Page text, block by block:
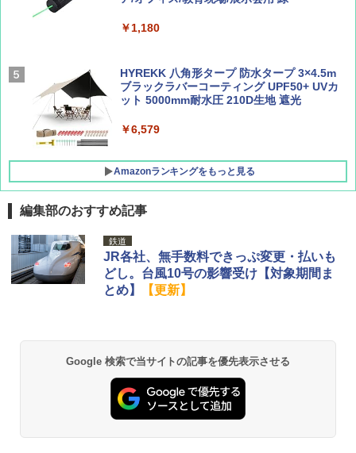
￥1,540
イド ブラックコーティング フルクローズ メ
ッシュ 4人用 簡単設置 ポップアップテント P
ATCW-150B エクルベージュ
￥-
￥1,180
HYREKK 八角形タープ 防水タープ 3×4.5m
ブラックラバーコーティング UPF50+ UVカ
ット 5000mm耐水圧 210D生地 遮光
￥6,579
Amazonランキングをもっと見る
編集部のおすすめ記事
鉄道
JR各社、無手数料できっぷ変更・払いも
どし。台風10号の影響受け【対象期間ま
とめ】
【更新】
Google 検索で当サイトの記事を優先表示させる